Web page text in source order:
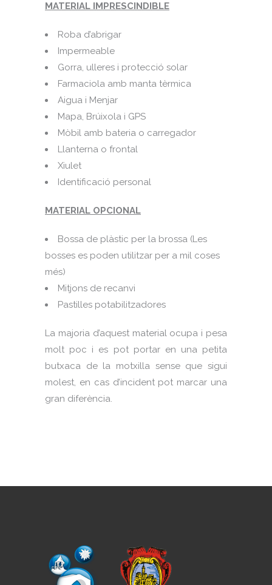
MATERIAL IMPRESCINDIBLE
Roba d’abrigar
Impermeable
Gorra, ulleres i protecció solar
Farmaciola amb manta tèrmica
Aigua i Menjar
Mapa, Brúixola i GPS
Mòbil amb bateria o carregador
Llanterna o frontal
Xiulet
Identificació personal
MATERIAL OPCIONAL
Bossa de plàstic per la brossa (Les
bosses es poden utilitzar per a mil coses
més)
Mitjons de recanvi
Pastilles potabilitzadores
La majoria d’aquest material ocupa i pesa
molt poc i es pot portar en una petita
butxaca de la motxilla sense que sigui
molest, en cas d’incident pot marcar una
gran diferència.